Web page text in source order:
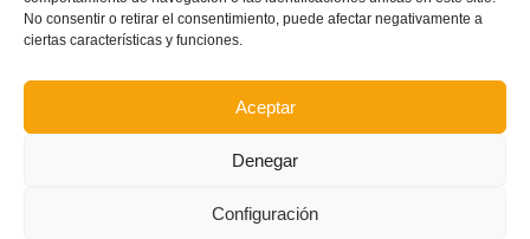
No consentir o retirar el consentimiento, puede afectar negativamente a
ciertas características y funciones.
Aceptar
Denegar
Configuración